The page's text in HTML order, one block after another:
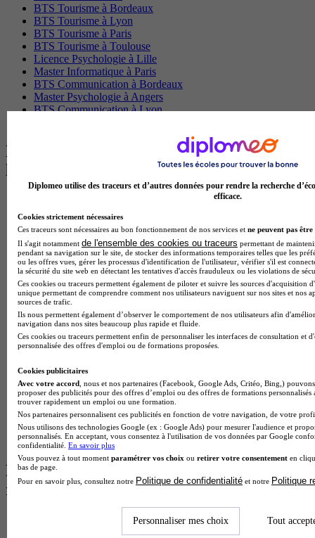
BTS Tourisme à Bordeaux
BTS Tourisme à Lyon
BTS Tourisme à Paris
BTS Tourisme à Toulouse
Licence Psychologie à Lille
Master Informatique à Paris
BTS Communication à Bordeaux
Master Psychologie à Angers
BTS Communication à Lyon
Les intitulés de diplôme par alternance
les plus recherchés
BTS Dietetique en alternance
BTS Mco en alternance
BTS Pi en alternance
BTS Sp3s en alternance
Master CCA en alternance
BTS Ndrc en alternance
BTS Sam en alternance
Cap Fleuriste en alternance
BTS Sio en alternance
MSc Marketing Digital en alternance
BTS Gpme en alternance
Cap Electricien en alternance
BTS Domotique en alternance
BAC Pro Agora en alternance
BTS Sta en alternance
BTS Iris en alternance
BTS Tpl en alternance
BTS Ati en alternance
Les diplômes par filière les plus
recherchés
Diplomeo utilise des traceurs et d’autres données pour rendre la recherche
efficace.
Cookies strictement nécessaires
Ces traceurs sont nécessaires au bon fonctionnement de nos services et ne peuvent pas être
Il s'agit notamment de l'ensemble des cookies ou traceurs permettant de
pendant sa navigation sur le site, de stocker des informations temporaires telles que les
ou les offres vues, gérer les processus d'identification de l'utilisateur, vérifier s'il est
la sécurité du site web en détectant les tentatives d'accès frauduleux ou les violations de
Ces cookies ou traceurs permettent également de piloter et suivre les sources d'acquisition
unique permettant de comprendre comment nos utilisateurs naviguent sur nos sites et nos
sources de trafic.
Ils nous permettent également d’observer le comportement de nos utilisateurs afin
navigation dans nos sites beaucoup plus rapide et fluide.
Ces cookies ou traceurs permettent enfin de personnaliser les interfaces de consultation et
personnalisée des offres d'emploi ou de formations proposées.
Cookies publicitaires
Avec votre accord , nous et nos partenaires (Facebook, Google Ads, Critéo, Bing,)
proposer des publicités pour des offres d’emploi ou des offres de formations
trouver rapidement un emploi ou une formation.
Nos partenaires personnalisent ces publicités en fonction de votre navigation, de votre
Nous utilisons des technologies Google (ex : Google Ads) pour mesurer l'audience et
personnalisés. En acceptant, vous consentez à l'utilisation de vos données par Google
confidentialité. En savoir plus
Vous pouvez à tout moment paramétrer vos choix ou retirer votre consentement en
bas de page.
Pour en savoir plus, consultez notre Politique de confidentialité et notre Politique
Personnaliser mes choix Tout